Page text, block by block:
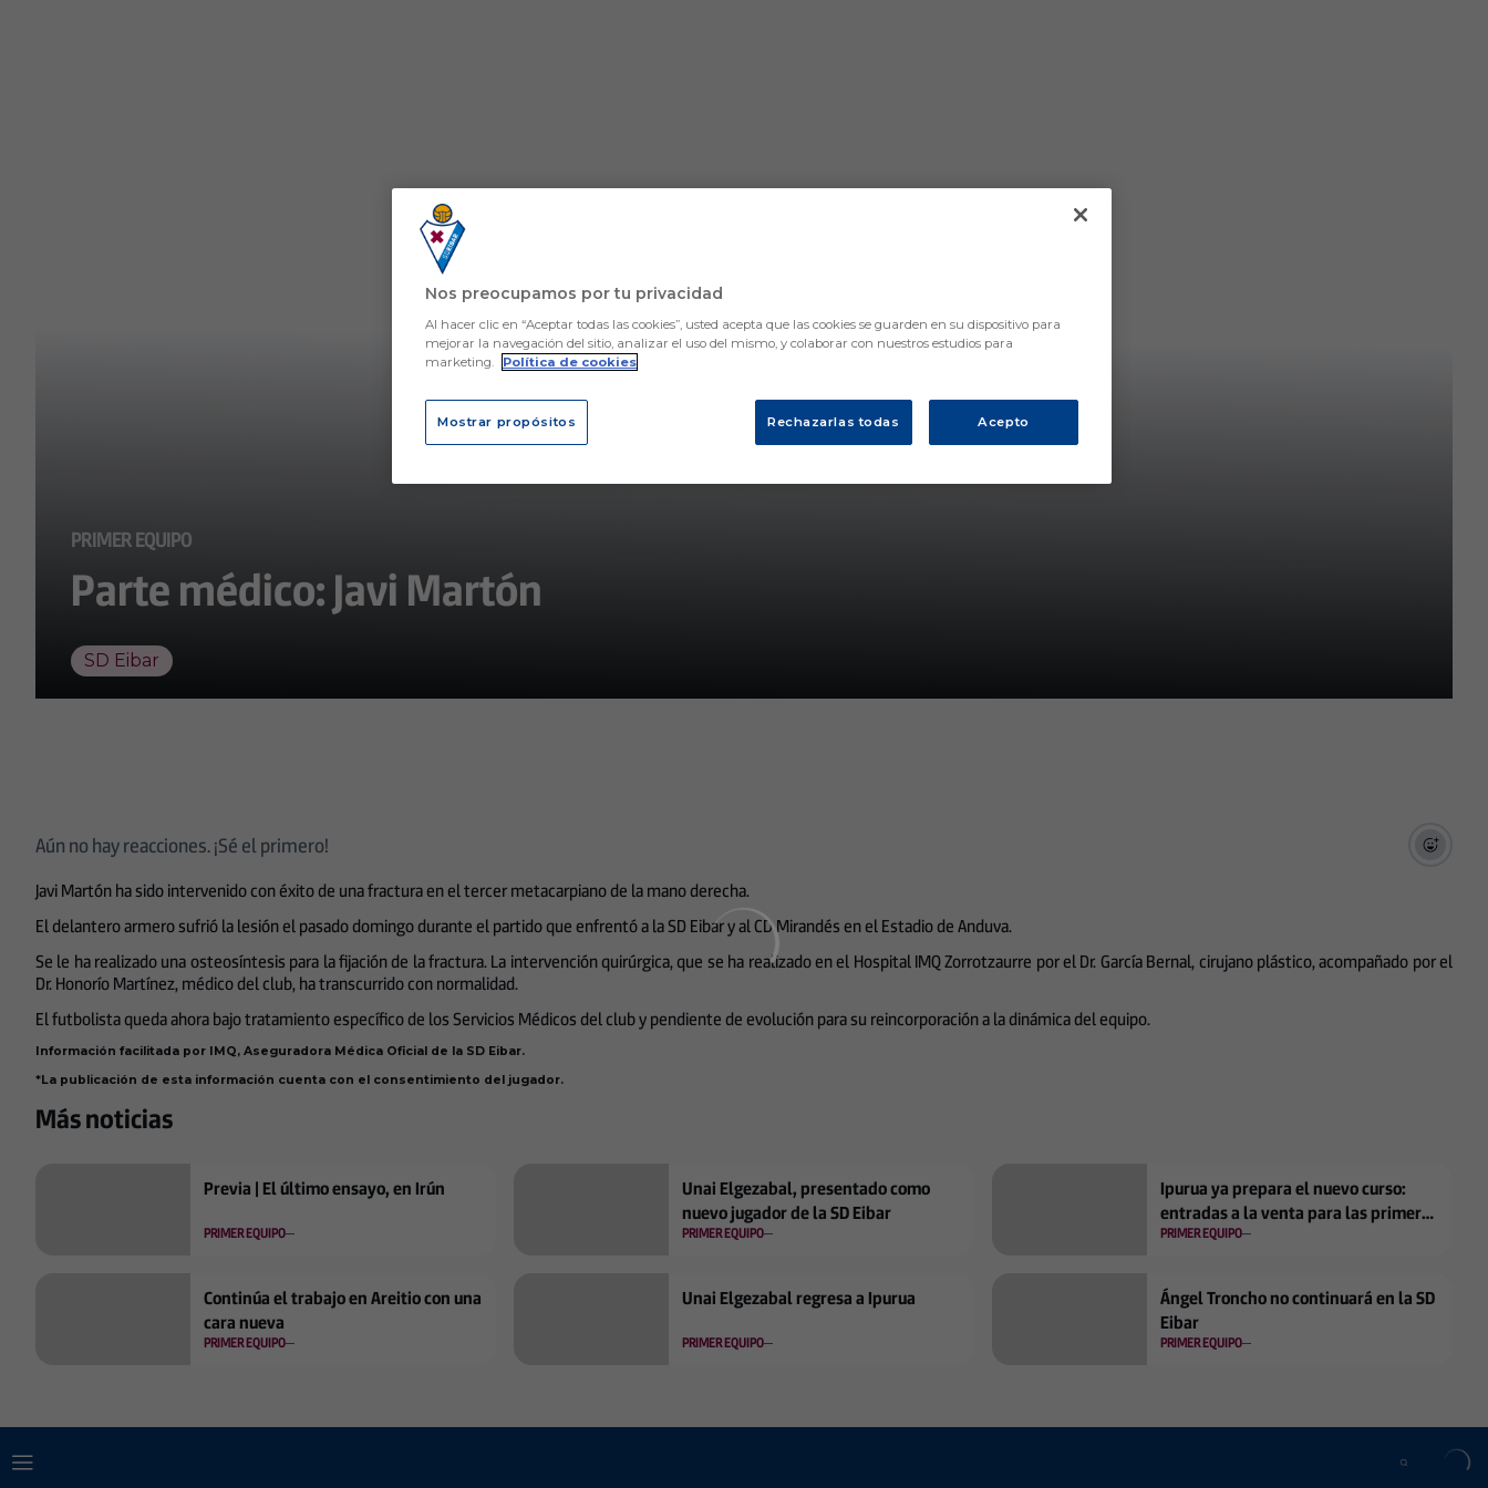
PRIMER EQUIPO
Parte médico: Javi Martón
SD Eibar
Aún no hay reacciones. ¡Sé el primero!
Javi Martón ha sido intervenido con éxito de una fractura en el tercer metacarpiano de la mano derecha.
El delantero armero sufrió la lesión el pasado domingo durante el partido que enfrentó a la SD Eibar y al CD Mirandés en el Estadio de Anduva.
Se le ha realizado una osteosíntesis para la fijación de la fractura. La intervención quirúrgica, que se ha realizado en el Hospital IMQ Zorrotzaurre por el Dr. García Bernal, cirujano plástico, acompañado por el
Dr. Honorío Martínez, médico del club, ha transcurrido con normalidad.
El futbolista queda ahora bajo tratamiento específico de los Servicios Médicos del club y pendiente de evolución para su reincorporación a la dinámica del equipo.
Información facilitada por IMQ, Aseguradora Médica Oficial de la SD Eibar.
*La publicación de esta información cuenta con el consentimiento del jugador.
Más noticias
Previa | El último ensayo, en Irún
PRIMER EQUIPO
Unai Elgezabal, presentado como
nuevo jugador de la SD Eibar
PRIMER EQUIPO
Ipurua ya prepara el nuevo curso:
entradas a la venta para las primeras
jornadas
PRIMER EQUIPO
Continúa el trabajo en Areitio con una
cara nueva
PRIMER EQUIPO
Unai Elgezabal regresa a Ipurua
PRIMER EQUIPO
Ángel Troncho no continuará en la SD
Eibar
PRIMER EQUIPO
Nos preocupamos por tu privacidad
Al hacer clic en “Aceptar todas las cookies”, usted acepta que las cookies se guarden en su dispositivo para
mejorar la navegación del sitio, analizar el uso del mismo, y colaborar con nuestros estudios para
marketing.
Política de cookies
Mostrar propósitos Rechazarlas todas Acepto